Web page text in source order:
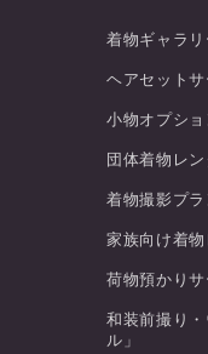
着物ギャラリ
ヘアセットサ
小物オプショ
団体着物レ
着物撮影プラ
家族向け着
荷物預かりサ
和装前撮り
ル」